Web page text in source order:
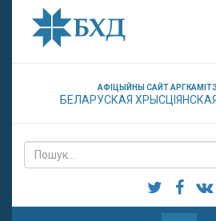
АФІЦЫЙНЫ САЙТ
БЕЛАРУСКАЯ